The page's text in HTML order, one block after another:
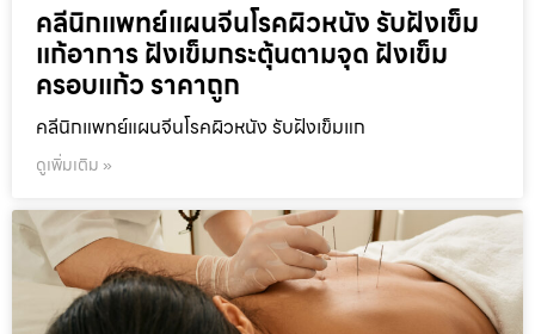
คลีนิกแพทย์แผนจีนโรคผิวหนัง รับฝังเข็ม
แก้อาการ ฝังเข็มกระตุ้นตามจุด ฝังเข็ม
ครอบแก้ว ราคาถูก
คลีนิกแพทย์แผนจีนโรคผิวหนัง รับฝังเข็มแก
ดูเพิ่มเติม »